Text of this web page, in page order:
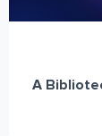
A